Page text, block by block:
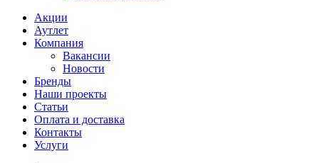
Акции
Аутлет
Компания
Вакансии
Новости
Бренды
Наши проекты
Статьи
Оплата и доставка
Контакты
Услуги